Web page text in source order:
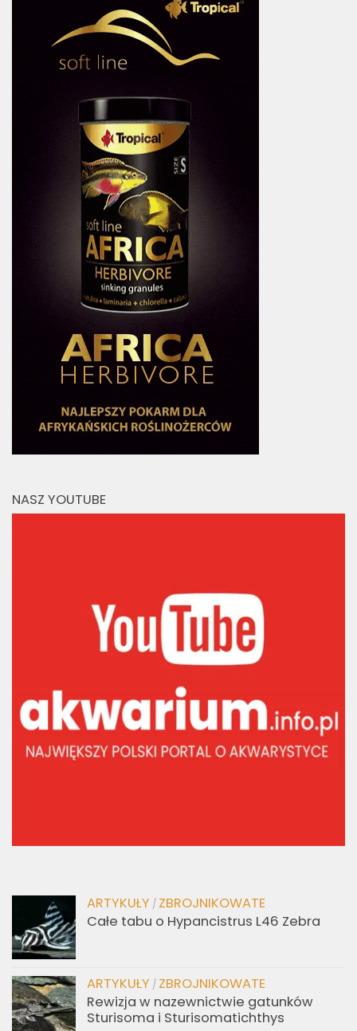
NASZ YOUTUBE
ARTYKUŁY / ZBROJNIKOWATE
Całe tabu o Hypancistrus L46 Zebra
ARTYKUŁY / ZBROJNIKOWATE
Rewizja w nazewnictwie gatunków
Sturisoma i Sturisomatichthys